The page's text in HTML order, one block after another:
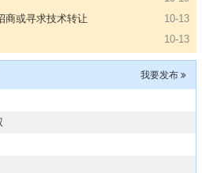
10-13
09-27
09-27
多万）
09-15
财务服务
等国企项目合作
机构
构
我要发布